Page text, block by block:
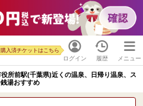
ログイン
購入済チケットはこちら
履歴 メニュー
所前駅(千葉県)近くの温泉、日帰り温泉、ス
湯おすすめ